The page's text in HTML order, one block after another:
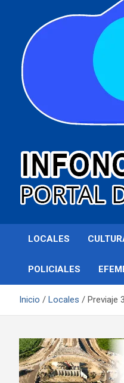
Infonoa
LOCALES
POLICIALES
Inicio Locales Previaje